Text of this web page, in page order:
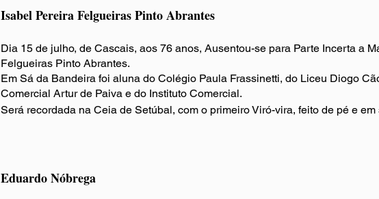
Isabel Pereira Felgueiras Pinto Abrantes
Dia 15 de julho, de Cascais, aos 76 anos, Ausentou-se para Parte Incerta a
Felgueiras Pinto Abrantes.
Em Sá da Bandeira foi aluna do Colégio Paula Frassinetti, do Liceu Diogo
Comercial Artur de Paiva e do Instituto Comercial.
Será recordada na Ceia de Setúbal, com o primeiro Viró-vira, feito de pé e em
Eduardo Nóbrega​